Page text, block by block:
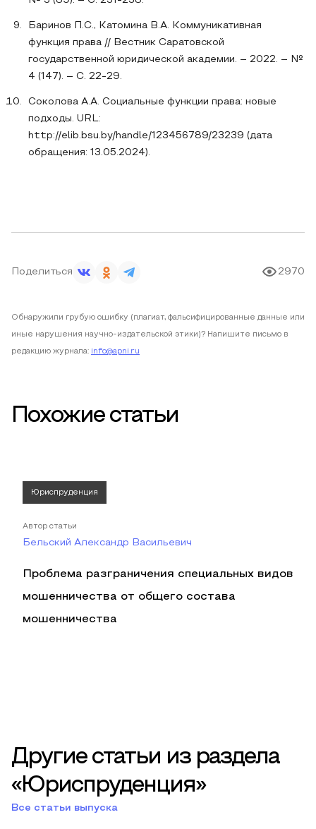
Баринов П.С., Катомина В.А. Коммуникативная
функция права // Вестник Саратовской
государственной юридической академии. – 2022. – №
4 (147). – С. 22-29.
Соколова А.А. Социальные функции права: новые
подходы. URL:
http://elib.bsu.by/handle/123456789/23239 (дата
обращения: 13.05.2024).
Поделиться 2970
Обнаружили грубую ошибку (плагиат, фальсифицированные данные или
иные нарушения научно-издательской этики)? Напишите письмо в
редакцию журнала: info@apni.ru
Похожие статьи
Юриспруденция
Автор статьи
Бельский Александр Васильевич
Проблема разграничения специальных видов
мошенничества от общего состава
мошенничества
Другие статьи из раздела
«Юриспруденция»
Все статьи выпуска